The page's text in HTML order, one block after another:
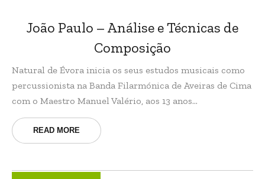
João Paulo – Análise e Técnicas de
Composição
Natural de Évora inicia os seus estudos musicais como
percussionista na Banda Filarmónica de Aveiras de Cima
com o Maestro Manuel Valério, aos 13 anos...
READ MORE